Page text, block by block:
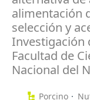
alimentación
selección y
Investigación
Facultad de
Nacional del
Porcino